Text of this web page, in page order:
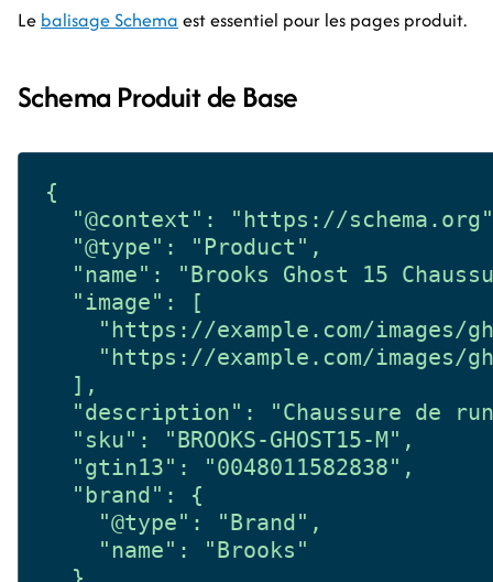
Le balisage Schema est essentiel pour les pages produit.
Schema Produit de Base
{
"@context": "https://
  "@type": "Product",
"name": "Brooks Ghost 15
  "image": [
"https://example.com/images/
"https://example.com/images/
  ],
"description": "Chaussure de
  "sku": "BROOKS-GHOST15-M",
  "gtin13": "0048011582838",
  "brand": {
    "@type": "Brand",
    "name": "Brooks"